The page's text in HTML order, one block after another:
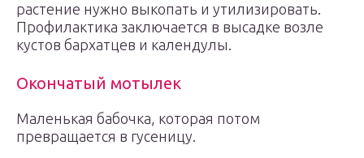
растение нужно выкопать и утилизировать.
Профилактика заключается в высадке возле
кустов бархатцев и календулы.
Окончатый мотылек
Маленькая бабочка, которая потом
превращается в гусеницу.